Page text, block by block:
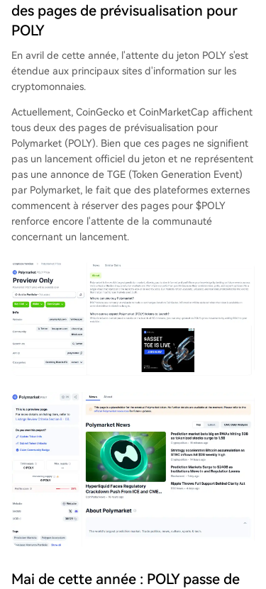
des pages de prévisualisation pour
POLY
En avril de cette année, l'attente du jeton POLY s'est
étendue aux principaux sites d'information sur les
cryptomonnaies.
Actuellement, CoinGecko et CoinMarketCap affichent
tous deux des pages de prévisualisation pour
Polymarket (POLY). Bien que ces pages ne signifient
pas un lancement officiel du jeton et ne représentent
pas une annonce de TGE (Token Generation Event)
par Polymarket, le fait que des plateformes externes
commencent à réserver des pages pour $POLY
renforce encore l'attente de la communauté
concernant un lancement.
Mai de cette année : POLY passe de